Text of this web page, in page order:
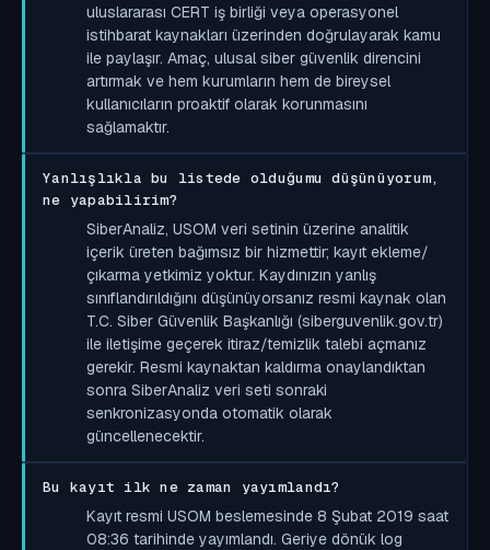
uluslararası CERT iş birliği veya operasyonel
istihbarat kaynakları üzerinden doğrulayarak kamu
ile paylaşır. Amaç, ulusal siber güvenlik direncini
artırmak ve hem kurumların hem de bireysel
kullanıcıların proaktif olarak korunmasını
sağlamaktır.
Yanlışlıkla bu listede olduğumu düşünüyorum,
ne yapabilirim?
SiberAnaliz, USOM veri setinin üzerine analitik
içerik üreten bağımsız bir hizmettir; kayıt ekleme/
çıkarma yetkimiz yoktur. Kaydınızın yanlış
sınıflandırıldığını düşünüyorsanız resmi kaynak olan
T.C. Siber Güvenlik Başkanlığı (siberguvenlik.gov.tr)
ile iletişime geçerek itiraz/temizlik talebi açmanız
gerekir. Resmi kaynaktan kaldırma onaylandıktan
sonra SiberAnaliz veri seti sonraki
senkronizasyonda otomatik olarak
güncellenecektir.
Bu kayıt ilk ne zaman yayımlandı?
Kayıt resmi USOM beslemesinde 8 Şubat 2019 saat
08:36 tarihinde yayımlandı. Geriye dönük log